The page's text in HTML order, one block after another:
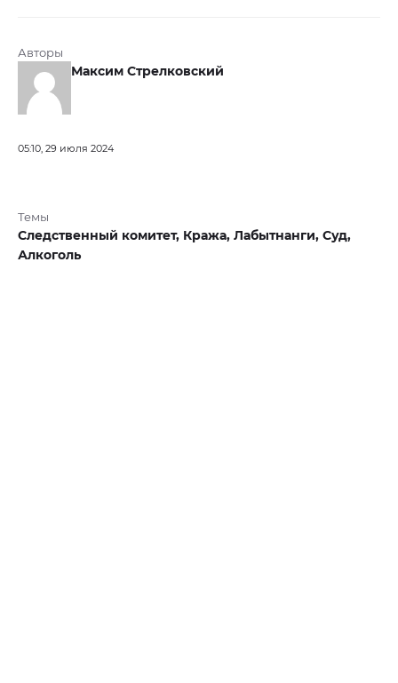
Авторы
Максим Стрелковский
05:10, 29 июля 2024
Темы
Следственный комитет, Кража, Лабытнанги, Суд,
Алкоголь